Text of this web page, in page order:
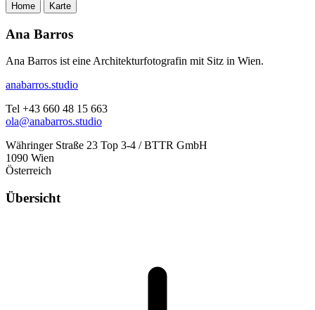
Home Karte
Ana Barros
Ana Barros ist eine Architekturfotografin mit Sitz in Wien.
anabarros.studio
Tel +43 660 48 15 663
ola@anabarros.studio
Währinger Straße 23 Top 3-4 / BTTR GmbH
1090 Wien
Österreich
Übersicht